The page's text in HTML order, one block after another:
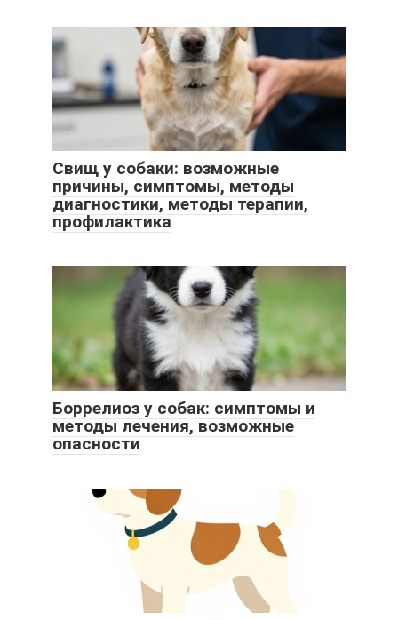
Свищ у собаки: возможные
причины, симптомы, методы
диагностики, методы терапии,
профилактика
Боррелиоз у собак: симптомы и
методы лечения, возможные
опасности